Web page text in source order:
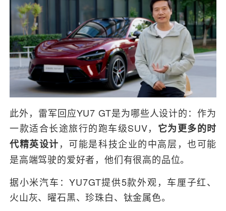
此外，雷军回应YU7 GT是为哪些人设计的：作为
一款适合长途旅行的跑车级SUV， 它为更多的时
代精英设计，可能是科技企业的中高层，也可能
是高端驾驶的爱好者，他们有很高的品位。
据小米汽车：YU7GT提供5款外观，车厘子红、
火山灰、曜石黑、珍珠白、钛金属色。